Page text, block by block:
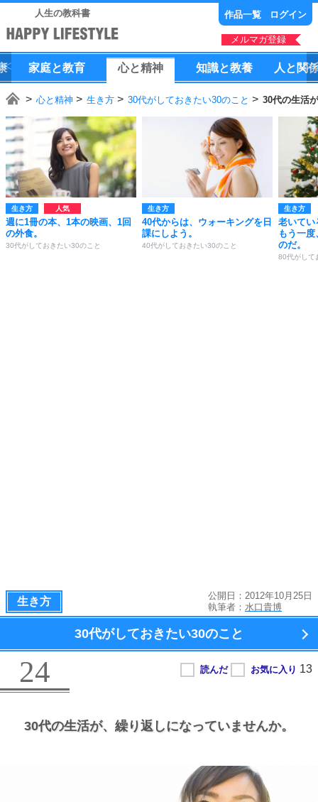
人生の教科書 作品一覧 ログイン
メルマガ登録
家庭と教育 心と精神 知識と教養 人 と 関
心と精神 生き方 30代がしておきたい30のこと 30代の生活
生き方
週に1冊の本、1本の映画、1回
の外食。
30代がしておきたい30のこと
生き方
40代からは、ウォーキングを日
課にしよう。
40代がしておきたい30のこと
生き方
老いてい
もう一
のだ。
80代がして
生き方
公開日：2012年10月25日
執筆者： 水口貴博
30代がしておきたい30のこと
24
30代の生活が、 繰り返しになっていませんか。